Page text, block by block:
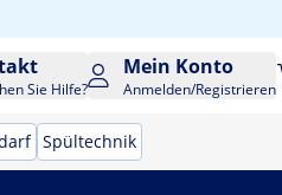
Sie Hilfe?
Mein Konto
Anmelden/Registrieren
Spültechnik